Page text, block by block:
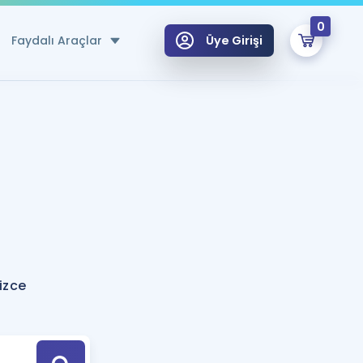
Faydalı Araçlar
Hesaplama Aracı
için Öneriler
Tek Takvimde
Üye Girişi
0